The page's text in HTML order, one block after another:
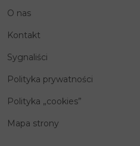
O nas
Kontakt
Sygnaliści
Polityka prywatności
Polityka „cookies”
Mapa strony